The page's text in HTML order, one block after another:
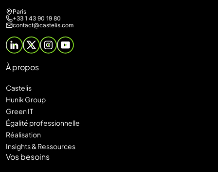
Paris
+33 1 43 90 19 80
contact@castelis.com
À propos
Castelis
Hunik Group
Green IT
Égalité professionnelle
Réalisation
Insights & Ressources
Vos besoins